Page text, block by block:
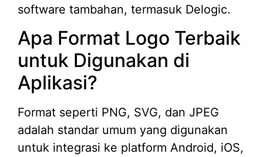
software tambahan, termasuk Delogic.
Apa Format Logo Terbaik
untuk Digunakan di
Aplikasi?
Format seperti PNG, SVG, dan JPEG
adalah standar umum yang digunakan
untuk integrasi ke platform Android, iOS,